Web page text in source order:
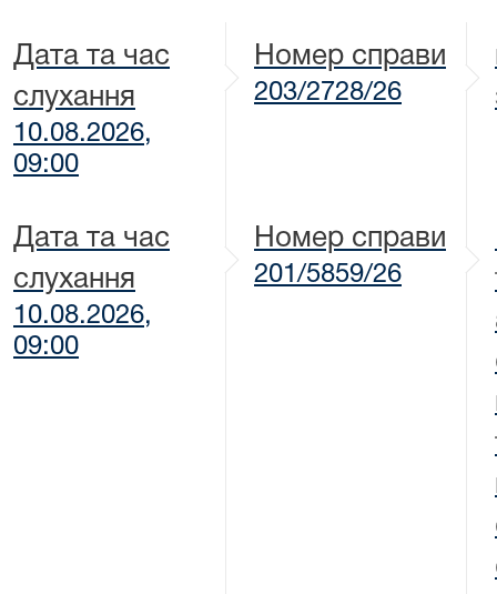
Дата та час
слухання
10.08.2026,
09:00
Номер справи
203/2728/26
Дата та час
слухання
10.08.2026,
09:00
Номер справи
201/5859/26